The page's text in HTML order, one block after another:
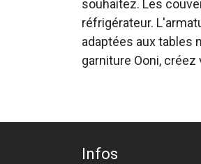
souhaitez. Les
réfrigérateur.
adaptées aux tables
garniture Ooni,
Infos